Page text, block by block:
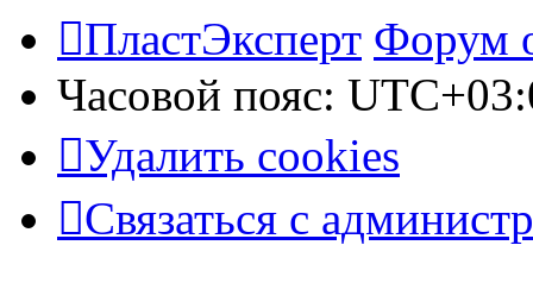
ПластЭксперт Форум
Часовой пояс:
Удалить cookies
Связаться с